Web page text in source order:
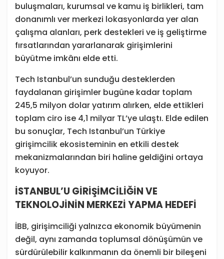
buluşmaları, kurumsal ve kamu iş birlikleri, tam
donanımlı ver merkezi lokasyonlarda yer alan
çalışma alanları, perk destekleri ve iş geliştirme
fırsatlarından yararlanarak girişimlerini
büyütme imkânı elde etti.
Tech Istanbul’un sunduğu desteklerden
faydalanan girişimler bugüne kadar toplam
245,5 milyon dolar yatırım alırken, elde ettikleri
toplam ciro ise 4,1 milyar TL’ye ulaştı. Elde edilen
bu sonuçlar, Tech Istanbul’un Türkiye
girişimcilik ekosisteminin en etkili destek
mekanizmalarından biri haline geldiğini ortaya
koyuyor.
İSTANBUL’U GİRİŞİMCİLİĞİN VE
TEKNOLOJİNİN MERKEZİ YAPMA HEDEFİ
İBB, girişimciliği yalnızca ekonomik büyümenin
değil, aynı zamanda toplumsal dönüşümün ve
sürdürülebilir kalkınmanın da önemli bir bileşeni